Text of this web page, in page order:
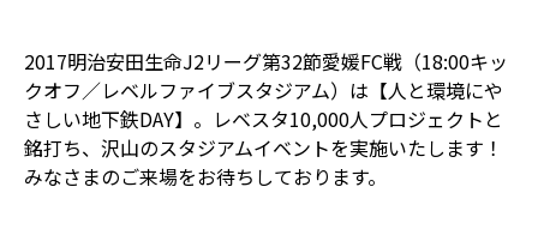
2017明治安田生命J2リーグ第32節愛媛FC戦（18:00キッ
クオフ／レベルファイブスタジアム）は【人と環境にや
さしい地下鉄DAY】。レベスタ10,000人プロジェクトと
銘打ち、沢山のスタジアムイベントを実施いたします！
みなさまのご来場をお待ちしております。